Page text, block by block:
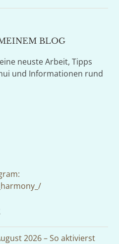
BLOG
neuste Arbeit, Tipps
und Informationen rund
2026 – So aktivierst